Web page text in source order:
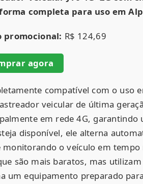
completa para uso em
promocional: R$ 124,69
agora
compatível com o uso
veicular de última
em rede 4G, garantindo
disponível, ele alterna
o veículo em tempo
são mais baratos, mas
um equipamento preparado